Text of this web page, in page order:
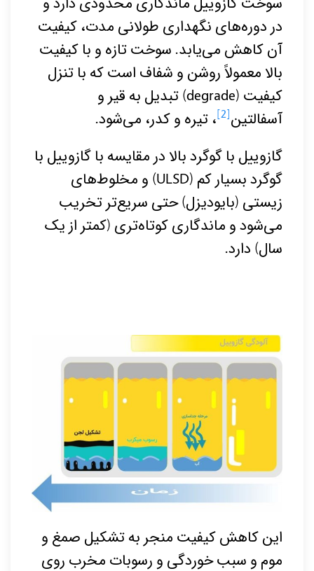
در دوره‌های نگهداری طولانی مدت، کیفیت
آن کاهش می‌یابد. سوخت تازه و با کیفیت
بالا معمولاً روشن و شفاف است که با تنزل
کیفیت (degrade) تبدیل به قیر و
آسفالتین [2] ، تیره و کدر، می‌شود.
گازوییل با گوگرد بالا در مقایسه با گازوییل با
گوگرد بسیار کم (ULSD) و مخلوط‌های
زیستی (بایودیزل) حتی سریع‌تر تخریب
می‌شود و ماندگاری کوتاه‌تری (کمتر از یک
سال) دارد.
این کاهش کیفیت منجر به تشکیل صمغ و
موم و سبب خوردگی و رسوبات مخرب روی